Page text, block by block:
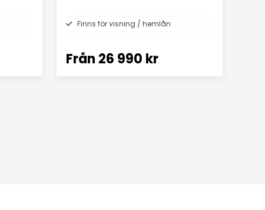
musikaliskt transparent kabel
Finns för visning / hemlån
Från 26 990 kr